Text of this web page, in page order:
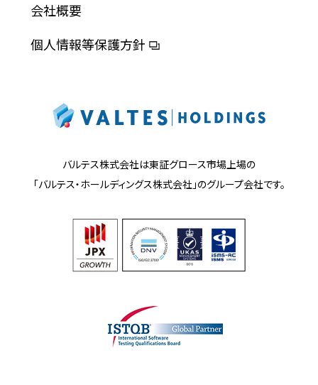
会社概要
個人情報等保護方針
バルテス株式会社は東証グロース市場上場の
「バルテス・ホールディングス株式会社」のグループ会社です。